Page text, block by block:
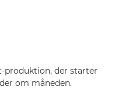
produktion, der starter
om måneden.